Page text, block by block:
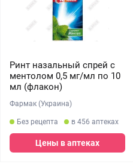
Ринт назальный спрей с
ментолом 0,5 мг/мл по 10
мл (флакон)
Фармак (Украина)
Без рецепта в 456 аптеках
Цены в аптеках